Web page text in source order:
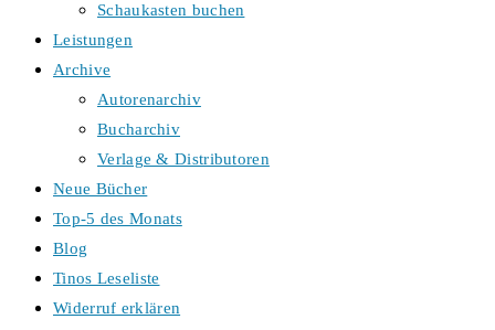
Schaukasten buchen
Leistungen
Archive
Autorenarchiv
Bucharchiv
Verlage & Distributoren
Neue Bücher
Top-5 des Monats
Blog
Tinos Leseliste
Widerruf erklären